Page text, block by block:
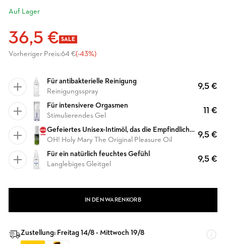
Auf Lager
36,5 € SALE
Vorheriger Preis:64 €(-43%)
Für antibakterielle Reinigung
Reinigungsspray
9,5 €
Für intensivere Orgasmen
Stimulierendes Gel
11 €
Gefeiertes Unisex-Intimöl, das die Empfindlichkeit erhöht und für ein prickelndes und lebendiges Gefühl sorgt
OH! Holy Mary The Original Pleasure Oil
9,5 €
Für ein natürlich feuchtes Gefühl
Langlebiges Gleitgel
9,5 €
IN DEN WARENKORB
Zustellung: Freitag 14/8 - Mittwoch 19/8